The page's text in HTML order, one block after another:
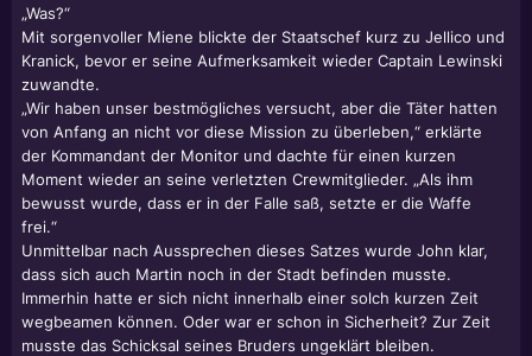
„Was?“
Mit sorgenvoller Miene blickte der Staatschef kurz zu Jellico und
Kranick, bevor er seine Aufmerksamkeit wieder Captain Lewinski
zuwandte.
„Wir haben unser bestmögliches versucht, aber die Täter hatten
von Anfang an nicht vor diese Mission zu überleben,“ erklärte
der Kommandant der Monitor und dachte für einen kurzen
Moment wieder an seine verletzten Crewmitglieder. „Als ihm
bewusst wurde, dass er in der Falle saß, setzte er die Waffe
frei.“
Unmittelbar nach Aussprechen dieses Satzes wurde John klar,
dass sich auch Martin noch in der Stadt befinden musste.
Immerhin hatte er sich nicht innerhalb einer solch kurzen Zeit
wegbeamen können. Oder war er schon in Sicherheit? Zur Zeit
musste das Schicksal seines Bruders ungeklärt bleiben.